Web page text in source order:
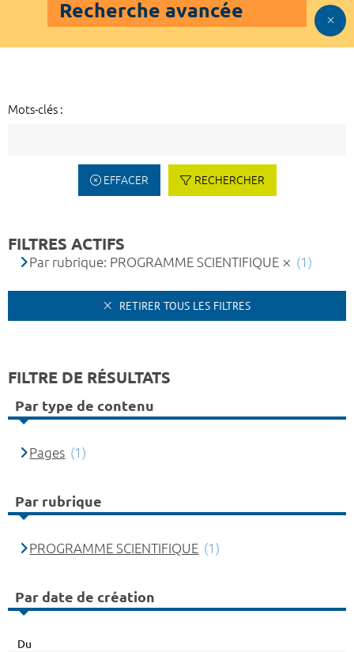
Recherche avancée
Mots-clés :
EFFACER RECHERCHER
FILTRES ACTIFS
Par rubrique: PROGRAMME SCIENTIFIQUE (1)
RETIRER TOUS LES FILTRES
FILTRE DE RÉSULTATS
Par type de contenu
Pages (1)
Par rubrique
PROGRAMME SCIENTIFIQUE (1)
Par date de création
Du